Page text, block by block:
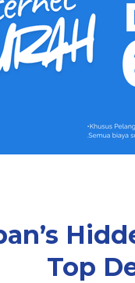
Top